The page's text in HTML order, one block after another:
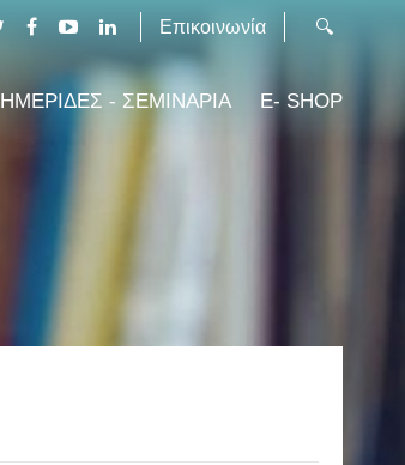
Επικοινωνία
ΗΜΕΡΙΔΕΣ - ΣΕΜΙΝΑΡΙΑ E- SHOP